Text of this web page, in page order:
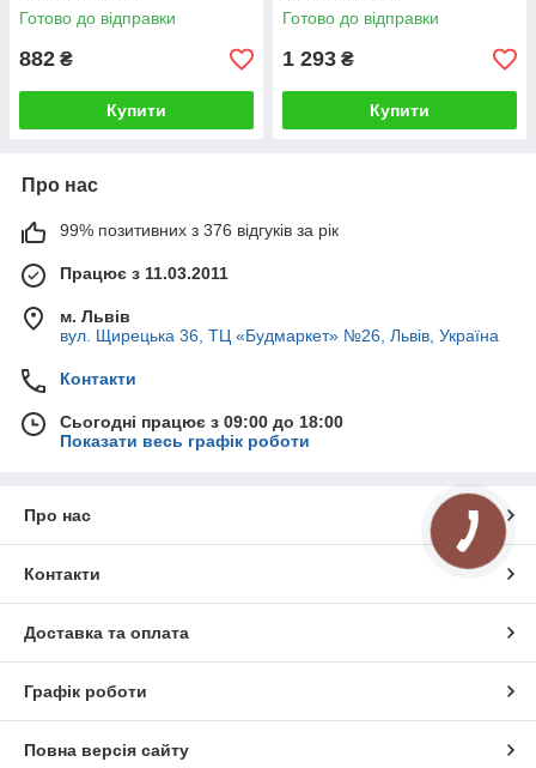
Готово до відправки
882 ₴
Купити
Готово до відправки
1 293 ₴
Купити
Про нас
99% позитивних з 376 відгуків за рік
Працює з 11.03.2011
м. Львів
вул. Щирецька 36, ТЦ «Будмаркет» №26, Львів, Україна
Контакти
Сьогодні працює з 09:00 до 18:00
Показати весь графік роботи
Про нас
Контакти
Доставка та оплата
Графік роботи
Повна версія сайту